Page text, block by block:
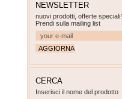
NEWSLETTER
nuovi prodotti, offerte speciali!
Prendi sulla mailing list
CERCA
Inserisci il nome del prodotto